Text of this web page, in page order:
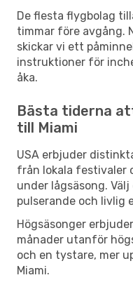
De flesta flygbolag
timmar före avgång.
skickar vi ett
instruktioner för
åka.
Bästa tiderna
till Miami
USA erbjuder
från lokala festivaler
under lågsäsong.
pulserande och livlig
Högsäsonger
månader utanför
och en tystare, mer
Miami.